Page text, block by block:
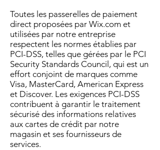
Toutes les passerelles de paiement
direct proposées par Wix.com et
utilisées par notre entreprise
respectent les normes établies par
PCI-DSS, telles que gérées par le PCI
Security Standards Council, qui est un
effort conjoint de marques comme
Visa, MasterCard, American Express
et Discover. Les exigences PCI-DSS
contribuent à garantir le traitement
sécurisé des informations relatives
aux cartes de crédit par notre
magasin et ses fournisseurs de
services.